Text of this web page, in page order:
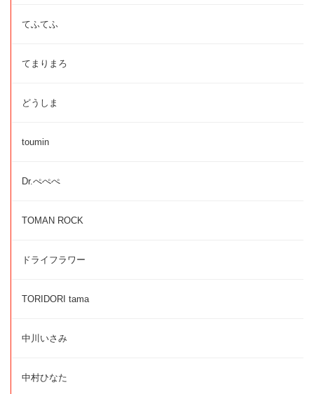
てふてふ
てまりまろ
どうしま
toumin
Dr.ぺぺぺ
TOMAN ROCK
ドライフラワー
TORIDORI tama
中川いさみ
中村ひなた